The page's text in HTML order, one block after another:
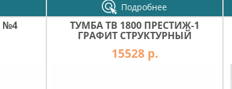
Подробнее
№4 ТУМБА ТВ 1800 ПРЕСТИЖ-1
ГРАФИТ СТРУКТУРНЫЙ
15528 р.